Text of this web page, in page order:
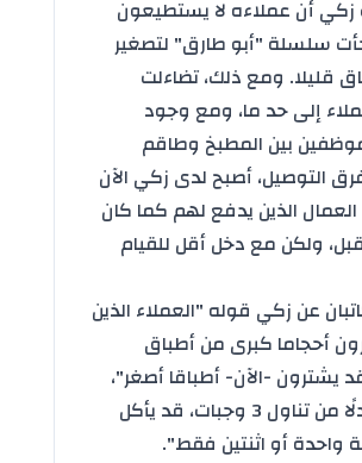
زكي أن عملاءه لا يستطيعون
سلسلة "أبو طارق" لتصغير
قليلا. ومع ذلك، تضاءلت
إلى حد ما، ومع وجود
بين المطبخ وطاقم
التوصيل، أصبح لدى زكي الآن
الذين يدفع لهم كما كان
ولكن مع دخل أقل للقيام
عن زكي قوله "العملاء الذين
أحجاما كبرى من أطباق
يشترون -الآن- أطباقا أصغر"،
وأضاف "بدلًا من تناول 3 وجبات، قد يأكل
واحدة أو اثنتين فقط".